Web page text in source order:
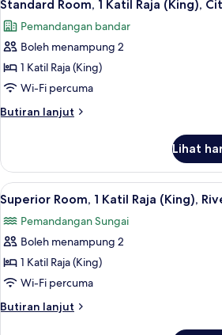
bilik
semua
foto
untuk
Standard
Room,
1
Katil
(King),
City
View
Standard Room, 1 Katil Raja (King),
Pemandangan bandar
Boleh menampung 2
1 Katil Raja (King)
Wi-Fi percuma
Butiran lanjut
Butiran
Room,
Katil
Raja
(King),
City
Lihat
Lihat
semua
foto
untuk
Superior
Room,
1
Katil
6
Superior Room, 1 Katil Raja (King),
Pemandangan Sungai
Boleh menampung 2
1 Katil Raja (King)
Wi-Fi percuma
Butiran lanjut
Butiran